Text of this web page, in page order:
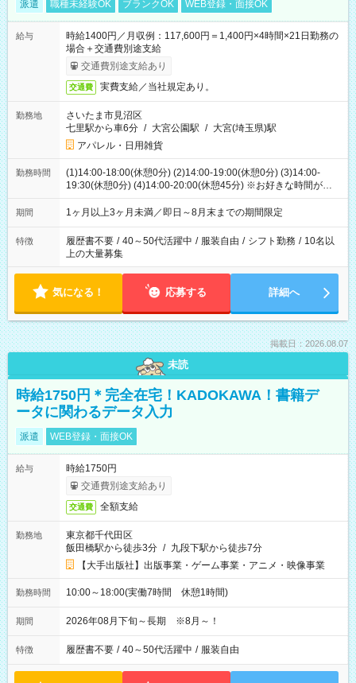
派遣 職種未経験OK ブランクOK WEB登録・面接OK
給与
時給1400円／月収例：117,600円＝1,400円×4時間×21日勤務の
場合＋交通費別途支給
交通費別途支給あり
交通費 実費支給／当社規定あり。
勤務地
さいたま市見沼区
七里駅から車6分 / 大宮公園駅 / 大宮(埼玉県)駅
アパレル・日用雑貨
勤務時間
(1)14:00-18:00(休憩0分) (2)14:00-19:00(休憩0分) (3)14:00-
19:30(休憩0分) (4)14:00-20:00(休憩45分) ※お好きな時間が選べ
ます
期間 1ヶ月以上3ヶ月未満／即日～8月末までの期間限定
特徴 履歴書不要 / 40～50代活躍中 / 服装自由 / シフト勤務 / 10名以
上の大量募集
気になる！ 応募する 詳細へ
掲載日：2026.08.07
未読
時給1750円＊完全在宅！KADOKAWA！書籍デ
ータに関わるデータ入力
派遣 WEB登録・面接OK
給与
時給1750円
交通費別途支給あり
交通費 全額支給
勤務地
東京都千代田区
飯田橋駅から徒歩3分 / 九段下駅から徒歩7分
【大手出版社】出版事業・ゲーム事業・アニメ・映像事業
勤務時間 10:00～18:00(実働7時間 休憩1時間)
期間 2026年08月下旬～長期 ※8月～！
特徴 履歴書不要 / 40～50代活躍中 / 服装自由